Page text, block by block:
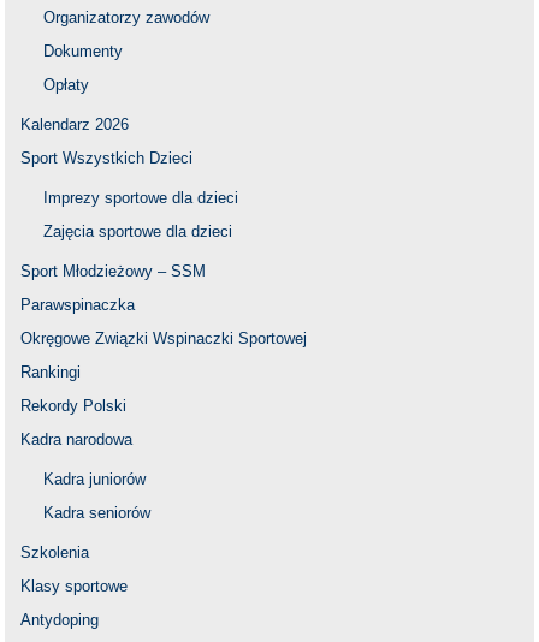
Organizatorzy zawodów
Dokumenty
Opłaty
Kalendarz 2026
Sport Wszystkich Dzieci
Imprezy sportowe dla dzieci
Zajęcia sportowe dla dzieci
Sport Młodzieżowy – SSM
Parawspinaczka
Okręgowe Związki Wspinaczki Sportowej
Rankingi
Rekordy Polski
Kadra narodowa
Kadra juniorów
Kadra seniorów
Szkolenia
Klasy sportowe
Antydoping